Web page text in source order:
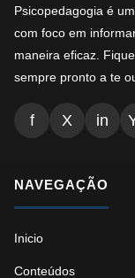
Psicopedagogia é
com foco em
maneira eficaz.
sempre pronto a te
f X in
NAVEGAÇÃO
Inicio
Conteúdos